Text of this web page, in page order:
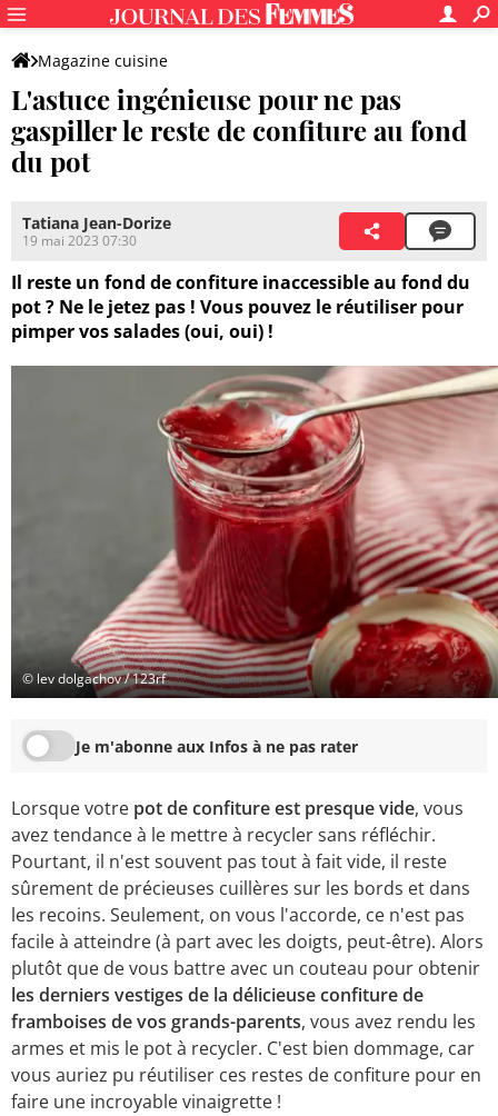
Magazine cuisine
L'astuce ingénieuse pour ne pas
gaspiller le reste de confiture au fond
du pot
Tatiana Jean-Dorize
19 mai 2023 07:30
Il reste un fond de confiture inaccessible au fond du
pot ? Ne le jetez pas ! Vous pouvez le réutiliser pour
pimper vos salades (oui, oui) !
© lev dolgachov / 123rf
Je m'abonne aux Infos à ne pas rater
Lorsque votre pot de confiture est presque vide, vous
avez tendance à le mettre à recycler sans réfléchir.
Pourtant, il n'est souvent pas tout à fait vide, il reste
sûrement de précieuses cuillères sur les bords et dans
les recoins. Seulement, on vous l'accorde, ce n'est pas
facile à atteindre (à part avec les doigts, peut-être). Alors
plutôt que de vous battre avec un couteau pour obtenir
les derniers vestiges de la délicieuse confiture de
framboises de vos grands-parents, vous avez rendu les
armes et mis le pot à recycler. C'est bien dommage, car
vous auriez pu réutiliser ces restes de confiture pour en
faire une incroyable vinaigrette !